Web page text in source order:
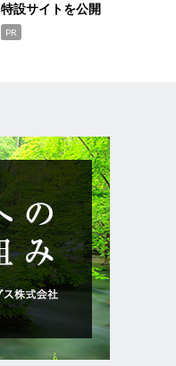
特設サイトを公開
PR